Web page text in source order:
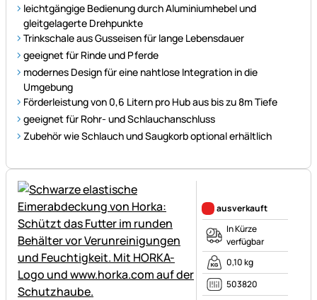
leichtgängige Bedienung durch Aluminiumhebel und
gleitgelagerte Drehpunkte
Trinkschale aus Gusseisen für lange Lebensdauer
geeignet für Rinde und Pferde
modernes Design für eine nahtlose Integration in die
Umgebung
Förderleistung von 0,6 Litern pro Hub aus bis zu 8m Tiefe
geeignet für Rohr- und Schlauchanschluss
Zubehör wie Schlauch und Saugkorb optional erhältlich
ausverkauft
In Kürze
verfügbar
0,10 kg
503820